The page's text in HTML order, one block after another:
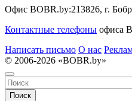
Офис BOBR.by:213826, г.
Контактные телефоны офиса
Написать письмо О нас
© 2006-2026 «BOBR.by»
Поиск